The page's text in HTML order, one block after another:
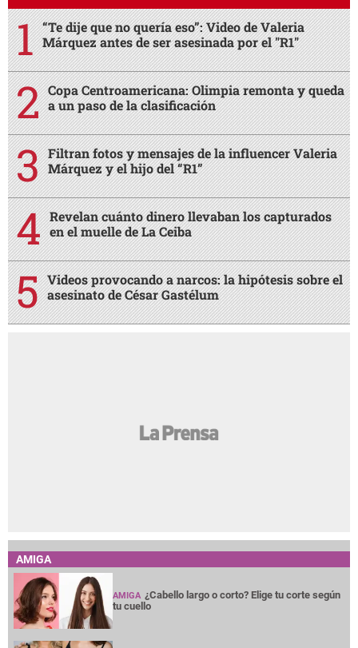
“Te dije que no quería eso”: Video de Valeria
Márquez antes de ser asesinada por el "R1"
Copa Centroamericana: Olimpia remonta y queda
a un paso de la clasificación
Filtran fotos y mensajes de la influencer Valeria
Márquez y el hijo del “R1”
Revelan cuánto dinero llevaban los capturados
en el muelle de La Ceiba
Videos provocando a narcos: la hipótesis sobre el
asesinato de César Gastélum
AMIGA
AMIGA ¿Cabello largo o corto? Elige tu corte según
tu cuello